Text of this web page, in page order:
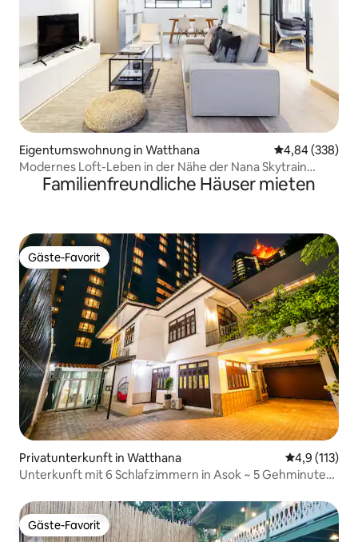
Eigentumswohnung in Watthana
4,84 (338)
Modernes Loft-Leben in der Nähe der Nana Skytrain
StationFamilienfreundliche Häuser mieten
Gäste-Favorit
Gäste-Favorit
Privatunterkunft in Watthana
4,9 (113)
Unterkunft mit 6 Schlafzimmern in Asok ~ 5 Gehminuten
Gäste-Favorit
Gäste-Favorit